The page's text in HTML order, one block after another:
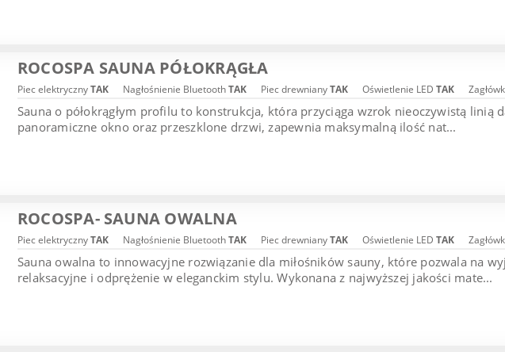
ROCOSPA SAUNA PÓŁOKRĄGŁA
Piec elektrycznyTAK Nagłośnienie BluetoothTAK Piec drewnianyTAK Oświetlenie LED TAK
Sauna o półokrągłym profilu to konstrukcja, która przyciąga wzrok nieoczywistą linią
panoramiczne okno oraz przeszklone drzwi, zapewnia maksymalną ilość nat...
ROCOSPA- SAUNA OWALNA
Piec elektrycznyTAK Nagłośnienie BluetoothTAK Piec drewnianyTAK Oświetlenie LED TAK
Sauna owalna to innowacyjne rozwiązanie dla miłośników sauny, które pozwala na
relaksacyjne i odprężenie w eleganckim stylu. Wykonana z najwyższej jakości mate...